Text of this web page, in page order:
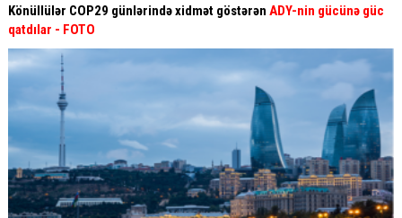
Könüllülər COP29 günlərində xidmət göstərən ADY-nin gücünə güc
qatdılar - FOTO